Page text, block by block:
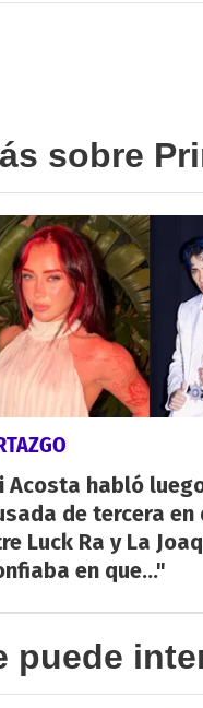
sobre
Acosta habló
de tercera en
Luck Ra y La
en que..."
puede